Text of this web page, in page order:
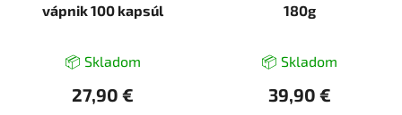
vápnik 100 kapsúl
📦 Skladom
27,90 €
180g
📦 Skladom
39,90 €